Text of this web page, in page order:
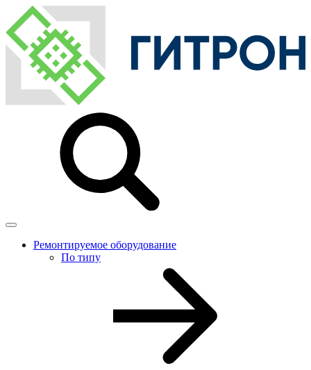
Ремонтируемое оборудование
По типу